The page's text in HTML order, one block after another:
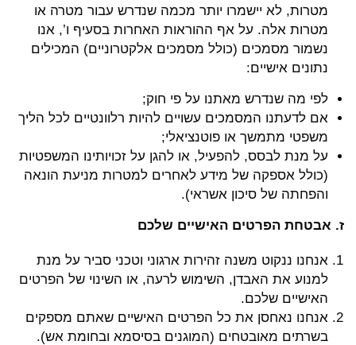
מטרות, לא יישמרו יותר מכמה שנדרש עבור מטרה או
מטרות אלה. על אף ההוראות האחרות בסעיף ו’, אנו
נשמור מסמכים (כולל מסמכים אלקטרוניים) המכילים
נתונים אישיים:
לפי מה שנדרש מאתנו על פי חוק;
אם לדעתנו המסמכים עשויים להיות רלוונטיים לכל הליך
משפטי מתמשך או פוטנציאלי;
על מנת לבסס, להפעיל, או להגן על זכויותינו המשפטיות
(כולל אספקה של מידע לאחרים למטרות מניעת הונאה
והפחתה של סיכון אשראי).
ז. אבטחת הפרטים האישיים שלכם
אנחנו ננקוט משנה זהירות ארגוני וטכני סביר על מנת
למנוע את האבדן, השימוש לרעה, או השינוי של הפרטים
האישיים שלכם.
אנחנו נאחסן את כל הפרטים האישיים שאתם מספקים
בשרתים מאובטחים (המוגנים בסיסמא ובחומת אש).